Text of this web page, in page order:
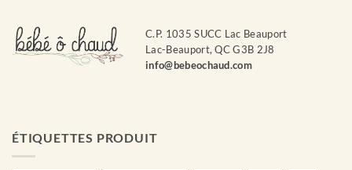
C.P. 1035 SUCC Lac Beauport
Lac-Beauport, QC G3B 2J8
info@bebeochaud.com
ÉTIQUETTES PRODUIT